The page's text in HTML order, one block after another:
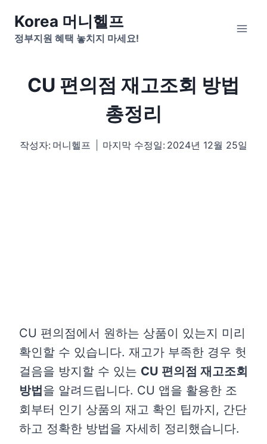
content
Korea 머니헬프
정부지원 혜택 놓치지 마세요!
CU 편의점 재고조회 방법
총정리
작성자: 머니헬프 마지막 수정일: 2024년 12월 25일
CU 편의점에서 원하는 상품이 있는지 미리
확인할 수 있습니다. 재고가 부족한 경우 헛
걸음을 방지할 수 있는 CU 편의점 재고조회
방법을 알려드립니다. CU 앱을 활용한 조
회부터 인기 상품의 재고 확인 팁까지, 간단
하고 정확한 방법을 자세히 정리했습니다.